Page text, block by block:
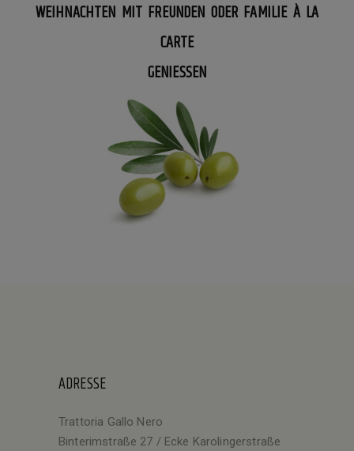
WEIHNACHTEN MIT FREUNDEN ODER FAMILIE À LA
CARTE
GENIESSEN
ADRESSE
Trattoria Gallo Nero
Binterimstraße 27 / Ecke Karolingerstraße